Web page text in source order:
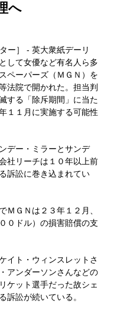
へ
］ - 英大衆紙デーリ
して女優など有名人ら多
ペーパーズ（ＭＧＮ）を
法院で開かれた。担当判
する「除斥期間」に当た
１１月に実施する可能性
デー・ミラーとサンデ
社リーチは１０年以上前
訴訟に巻き込まれてい
ＭＧＮは２３年１２月、
０ドル）の損害賠償の支
イト・ウィンスレットさ
アンダーソンさんなどの
ケット選手だった故シェ
訴訟が続いている。